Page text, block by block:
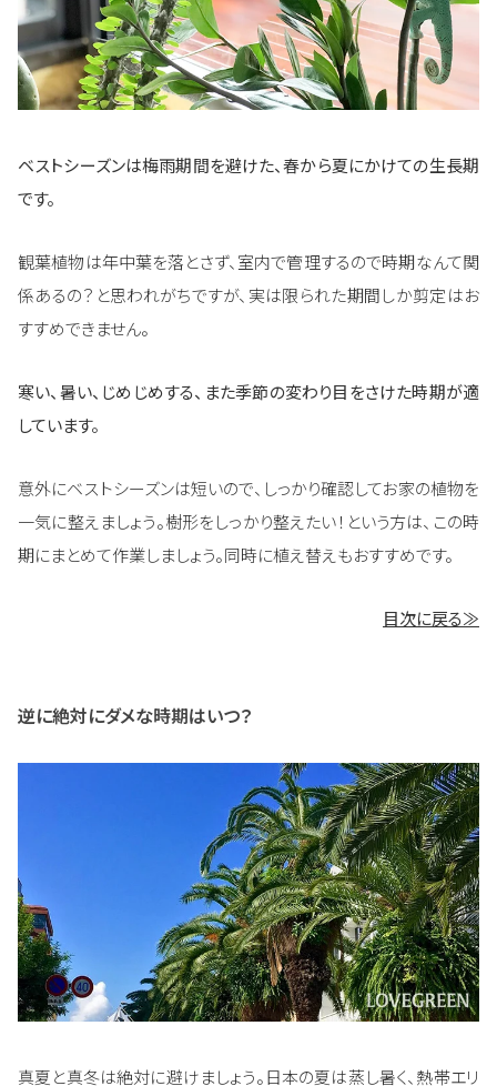
ベストシーズンは梅雨期間を避けた、春から夏にかけての生長期
です。
観葉植物は年中葉を落とさず、室内で管理するので時期なんて関
係あるの？と思われがちですが、実は限られた期間しか剪定はお
すすめできません。
寒い、暑い、じめじめする、また季節の変わり目をさけた時期が適
しています。
意外にベストシーズンは短いので、しっかり確認してお家の植物を
一気に整えましょう。樹形をしっかり整えたい！という方は、この時
期にまとめて作業しましょう。同時に植え替えもおすすめです。
目次に戻る≫
逆に絶対にダメな時期はいつ？
真夏と真冬は絶対に避けましょう。日本の夏は蒸し暑く、熱帯エリ